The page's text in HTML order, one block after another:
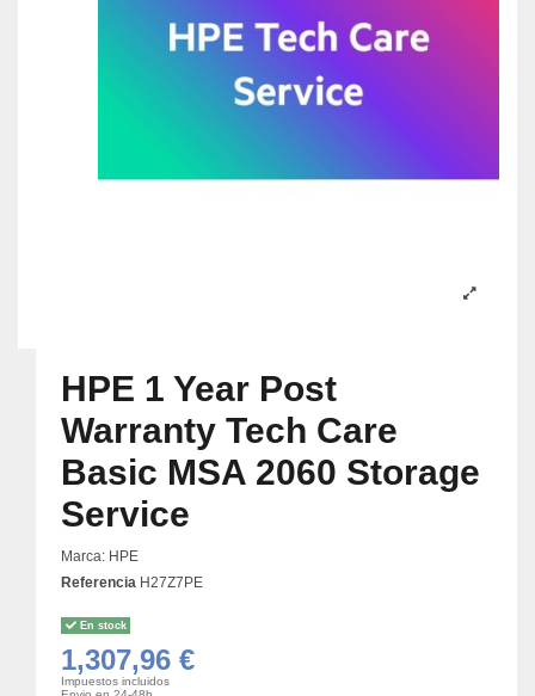
HPE 1 Year Post
Warranty Tech Care
Basic MSA 2060 Storage
Service
Marca: HPE
Referencia H27Z7PE
En stock
1,307,96 €
Impuestos incluidos